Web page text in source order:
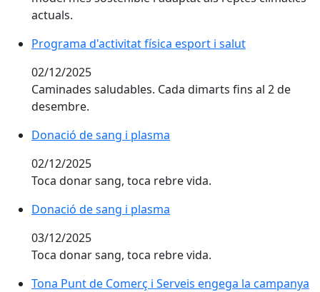
actuals.
Programa d'activitat física esport i salut
Programa d'activitat física esport i salut
02/12/2025
Caminades saludables. Cada dimarts fins al 2 de
desembre.
Donació de sang i plasma
Donació de sang i plasma
02/12/2025
Toca donar sang, toca rebre vida.
Donació de sang i plasma
Donació de sang i plasma
03/12/2025
Toca donar sang, toca rebre vida.
Tona Punt de Comerç i Serveis engega la campanya
Tona Punt de Comerç i Serveis engega la campanya